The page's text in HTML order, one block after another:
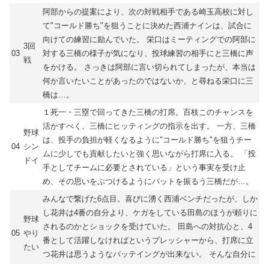
03
3回
戦
阿部からの提案により、次の対戦相手である崎玉高校に対し
て"コールド勝ち"を狙うことに決めた西浦ナインは、試合に
向けての練習に励んでいた。 栄口はミーティングでの阿部に
対する三橋の様子が気になり、投球練習の相手にと三橋に声
をかける。 さっきは阿部に言い切られてしまったが、本当は
何か言いたいことがあったのではないか、と尋ねる栄口に三
橋は…。
04
野球
シン
ドイ
１死一・三塁で回ってきた三橋の打席。百枝このチャンスを
活かすべく、三橋にヒッティングの指示を出す。 一方、三橋
は、投手の負担が軽くなるように"コールド勝ち"を狙うチー
ムに少しでも貢献したいと強く思いながら打席に入る。 「投
手としてチームに必要とされている」という事実を受け止
め、その思いをぶつけるようにバットを振るう三橋だが…。
05
野球
やり
たい
みんなで繋げた6点目。喜びに湧く西浦ベンチだったが、しか
し花井は4番の自分より、ケガをしている田島のほうが頼りに
されるのかとショックを受けていた。 田島への対抗心と、4
番として活躍しなければというプレッシャーから、打席に立
つ花井は思うようなバッテイングが出来ない。 そんな自分に